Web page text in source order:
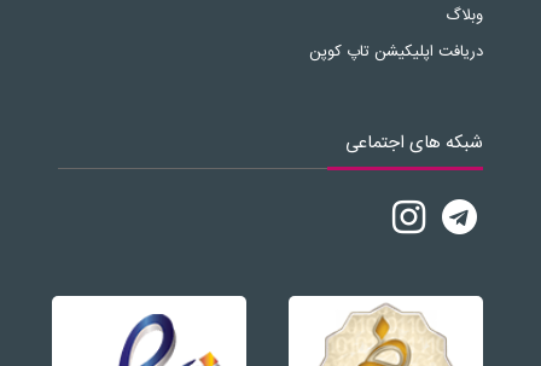
وبلاگ
دریافت اپلیکیشن تاپ کوپن
شبکه های اجتماعی